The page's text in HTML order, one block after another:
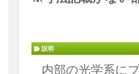
説明
内部の光学系に